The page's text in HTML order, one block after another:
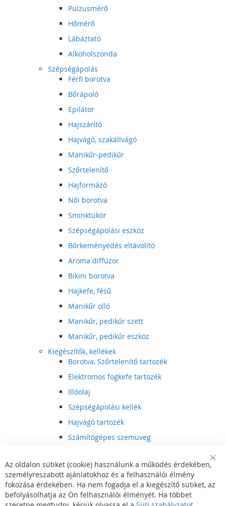
Pulzusmérő
Hőmérő
Lábáztató
Alkoholszonda
Szépségápolás
Férfi borotva
Bőrápoló
Epilátor
Hajszárító
Hajvágó, szakállvágó
Manikűr-pedikűr
Szőrtelenítő
Hajformázó
Női borotva
Sminktükör
Szépségápolási eszköz
Bőrkeményedés eltávolító
Aroma diffúzor
Bikini borotva
Hajkefe, fésű
Manikűr olló
Manikűr, pedikűr szett
Manikűr, pedikűr eszköz
Kiegészítők, kellékek
Borotva, Szőrtelenítő tartozék
Elektromos fogkefe tartozék
Illóolaj
Szépségápolási kellék
Hajvágó tartozék
Számítógépes szemüveg
Hajvágó kiegészítő
Szórakoztató elektronika
Multimédia
DVD, BluRay lejátszó
Bar
Az oldalon sütiket (cookie) használunk a működés érdekében,
személyreszabott ajánlatokhoz és a felhasználói élmény
fokozása érdekében. Ha nem fogadja el a kiegészítő sütiket, az
befolyásolhatja az Ön felhasználói élményét. Ha többet